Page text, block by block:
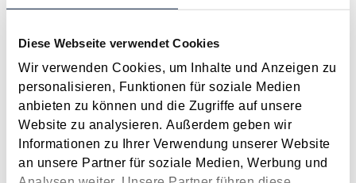
Diese Webseite verwendet Cookies
Wir verwenden Cookies, um Inhalte und Anzeigen zu
personalisieren, Funktionen für soziale Medien
anbieten zu können und die Zugriffe auf unsere
Website zu analysieren. Außerdem geben wir
Informationen zu Ihrer Verwendung unserer Website
an unsere Partner für soziale Medien, Werbung und
Übereignung eines Wirtschaftsgutes gegen Vorbehalt des
Kein Unfallversicherungsschutz bei privaten
Tätigkeiten auf dem Nachhauseweg von der Arbeit
Februar 2017
Der Oberste Gerichtshof (OGH) hatte sich unlängst (GZ 10